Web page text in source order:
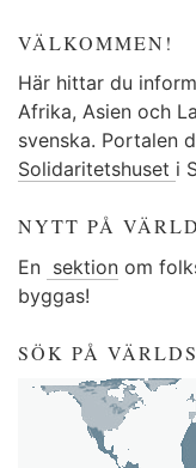
VÄLKOMMEN!
Här hittar du
Afrika, Asien och
svenska. Portalen
Solidaritetshuset i
NYTT PÅ
En sektion om
byggas!
SÖK PÅ